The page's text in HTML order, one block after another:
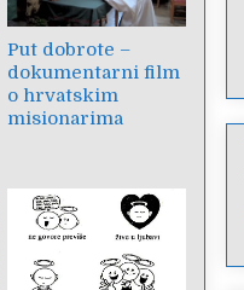
Put dobrote –
dokumentarni film
o hrvatskim
misionarima